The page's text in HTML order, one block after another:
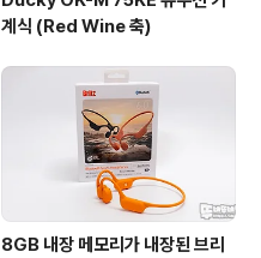
계식 (Red Wine 축)
8GB 내장 메모리가 내장된 브리